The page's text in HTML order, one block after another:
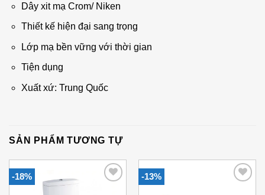
Dây xit mạ Crom/ Niken
Thiết kế hiện đại sang trọng
Lớp mạ bền vững với thời gian
Tiện dụng
Xuất xứ: Trung Quốc
SẢN PHẨM TƯƠNG TỰ
-18% -13%